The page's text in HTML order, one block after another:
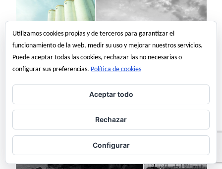
Utilizamos cookies propias y de terceros para garantizar el
funcionamiento de la web, medir su uso y mejorar nuestros servicios.
Puede aceptar todas las cookies, rechazar las no necesarias o
configurar sus preferencias. Política de cookies
Aceptar todo
Rechazar
Configurar